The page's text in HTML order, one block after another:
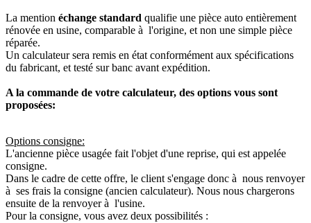
La mention échange standard qualifie une pièce auto entièrement
rénovée en usine, comparable à l'origine, et non une simple pièce
réparée.
Un calculateur sera remis en état conformément aux spécifications
du fabricant, et testé sur banc avant expédition.
A la commande de votre calculateur, des options vous sont
proposées:
Options consigne:
L'ancienne pièce usagée fait l'objet d'une reprise, qui est appelée
consigne.
Dans le cadre de cette offre, le client s'engage donc à nous renvoyer
à ses frais la consigne (ancien calculateur). Nous nous chargerons
ensuite de la renvoyer à l'usine.
Pour la consigne, vous avez deux possibilités :